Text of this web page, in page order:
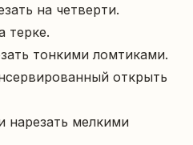
на четверти.
терке.
тонкими ломтиками.
открыть
нарезать мелкими